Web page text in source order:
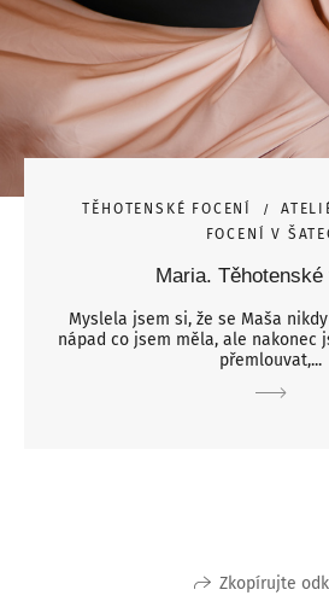
TĚHOTENSKÉ FOCENÍ
FOCENÍ V
Maria.
Myslela jsem si, že se Maša
nápad co jsem měla, ale nakonec
přemlouvat,...
Zkopírujte